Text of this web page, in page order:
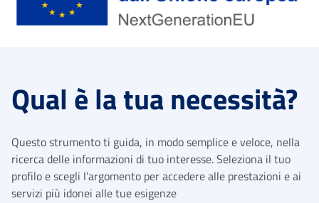
Qual è la tua necessità?
Questo strumento ti guida, in modo semplice e veloce, nella
ricerca delle informazioni di tuo interesse. Seleziona il tuo
profilo e scegli l’argomento per accedere alle prestazioni e ai
servizi più idonei alle tue esigenze